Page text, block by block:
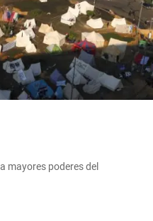
mayores poderes del